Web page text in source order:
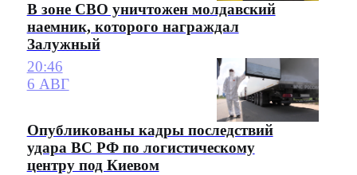
В зоне СВО уничтожен молдавский
наемник, которого награждал
Залужный
20:46
6 АВГ
Опубликованы кадры последствий
удара ВС РФ по логистическому
центру под Киевом